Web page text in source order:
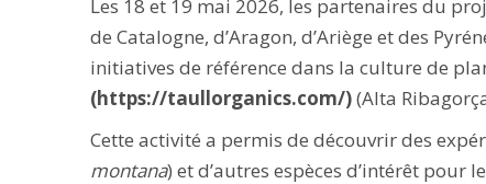
Les 18 et 19 mai 2026, les partenaires du
de Catalogne, d’Aragon, d’Ariège et des
initiatives de référence dans la culture de
(https://taullorganics.com/)(Alta
Cette activité a permis de découvrir des
montana) et d’autres espèces d’intérêt